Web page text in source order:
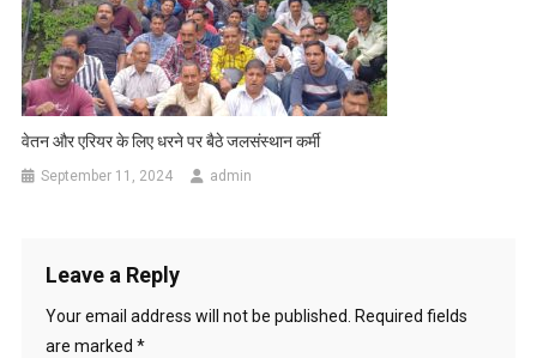
वेतन और एरियर के लिए धरने पर बैठे जलसंस्थान कर्मी
September 11, 2024 admin
Leave a Reply
Your email address will not be published.
Required fields
are marked *